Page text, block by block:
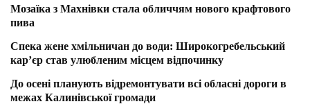
Мозаїка з Махнівки стала обличчям нового крафтового
пива
Спека жене хмільничан до води: Широкогребельський
кар’єр став улюбленим місцем відпочинку
До осені планують відремонтувати всі обласні дороги в
межах Калинівської громади